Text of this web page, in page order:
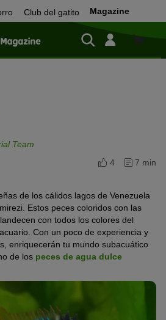
Club del gatito Magazine
Tienda
Team
4
7 min
de los cálidos lagos de Venezuela
Estos peces coloridos con las
con todos los colores del
Con un poco de experiencia y
enriquecerán tu mundo subacuático
de los peces de agua dulce